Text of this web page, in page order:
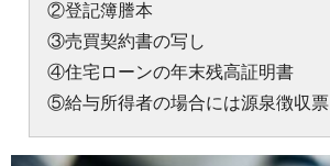
②登記簿謄本
③売買契約書の写し
④住宅ローンの年末残高証明書
⑤給与所得者の場合には源泉徴収票